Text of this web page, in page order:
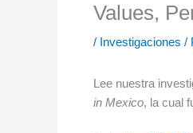
Values,
/ Investigaciones /
Lee nuestra
in Mexico, la cual